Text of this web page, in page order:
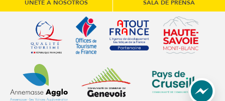
ÚNETE A NOSOTROS SALA DE PRENSA
Qualité tourisme (s'ouvre dans une nouvelle fenêtre)
Office de tourisme de France (s'ouvre
Atout France (s'ouvre dans
Annemasse Agglo (s'ouvre dans une nouvelle fenêtre)
Communauté de communes du
Communauté de